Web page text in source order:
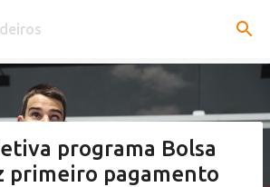
para o conteúdo principal
programa Bolsa
primeiro pagamento